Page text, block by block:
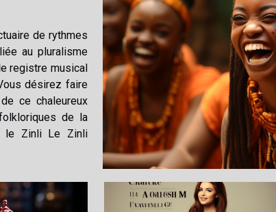
de rythmes
au pluralisme
registre musical
désirez faire
ce chaleureux
de la
le Zinli Le Zinli